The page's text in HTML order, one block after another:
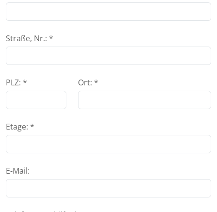
Straße, Nr.: *
PLZ: * Ort: *
Etage: *
E-Mail: